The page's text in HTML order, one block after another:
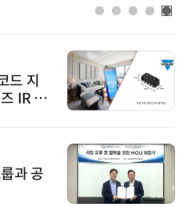
Gen AI C
성료
산업
산처 1호